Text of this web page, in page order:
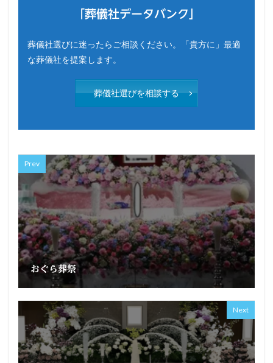
「葬儀社データバンク」
葬儀社選びに迷ったらご相談ください。「貴方に」最適
な葬儀社を提案します。
葬儀社選びを相談する
Prev
おぐら葬祭
Next